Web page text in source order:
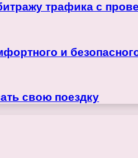
трафика с
и
свою поездку